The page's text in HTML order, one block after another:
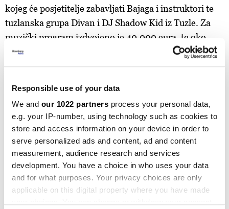
Responsible use of your data
We and our 1022 partners process your personal data,
e.g. your IP-number, using technology such as cookies to
store and access information on your device in order to
serve personalized ads and content, ad and content
measurement, audience research and services
development. You have a choice in who uses your data
and for what purposes. Your privacy choices are only
applicable on this digital property where you have made
kojeg će posjetitelje zabavljati Bajaga i instruktori te
tuzlanska grupa Divan i DJ Shadow Kid iz Tuzle. Za
muzički program izdvojeno je 40.000 eura, te oko
100.000 maraka za ukrašavanje grada uoči
predstojećih novogodišnjih praznika.
"Najveći dio ovog iznosa izdvojen je za nabavku
prazničnih, novogodišnjih instalacija u Gradskom
parku, namijenjenih prije svega najmlađima, ali i
ostalim Tuzlacima i posjetiocima", naveli su iz Grada
Mostarci će za novogodišnju muziku izdvojiti 110
hiljada eura. Iz Gradske uprave potvrdili su kako je